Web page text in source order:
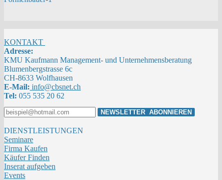
KONTAKT
Adresse:
KMU Kaufmann Management- und Unternehmensberatung
Blumenbergstrasse 6c
CH-8633 Wolfhausen
E-Mail: info@cbsnet.ch
Tel: 055 535 20 62
DIENSTLEISTUNGEN
Seminare
Firma Kaufen
Käufer Finden
Inserat aufgeben
Events